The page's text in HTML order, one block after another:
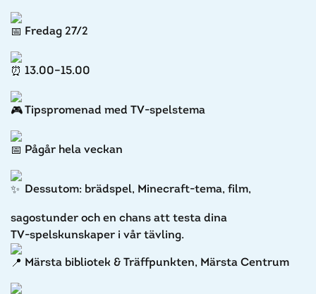
Fredag 27/2
13.00–15.00
Tipspromenad med TV-spelstema
Pågår hela veckan
Dessutom: brädspel, Minecraft-tema, film,
sagostunder och en chans att testa dina
TV‑spelskunskaper i vår tävling.
Märsta bibliotek & Träffpunkten, Märsta Centrum